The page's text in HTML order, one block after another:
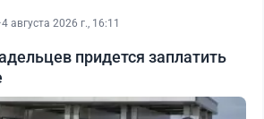
·4 августа 2026 г., 16:11
придется заплатить